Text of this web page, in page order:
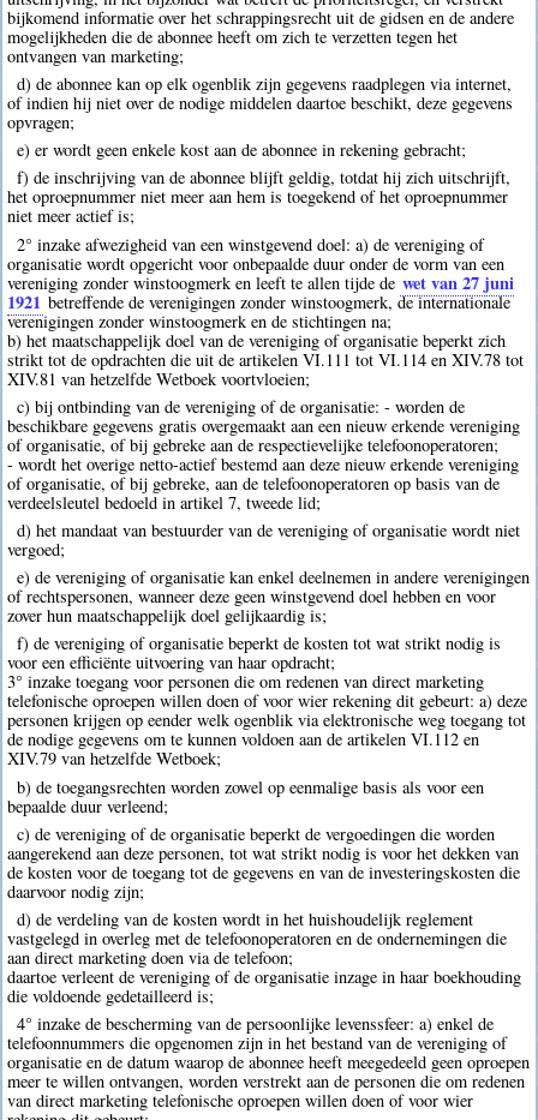
bijkomend informatie over het schrappingsrecht uit de gidsen en de andere
mogelijkheden die de abonnee heeft om zich te verzetten tegen het
ontvangen van marketing;
d) de abonnee kan op elk ogenblik zijn gegevens raadplegen via internet,
of indien hij niet over de nodige middelen daartoe beschikt, deze gegevens
opvragen;
e) er wordt geen enkele kost aan de abonnee in rekening gebracht;
f) de inschrijving van de abonnee blijft geldig, totdat hij zich uitschrijft,
het oproepnummer niet meer aan hem is toegekend of het oproepnummer
niet meer actief is;
2° inzake afwezigheid van een winstgevend doel: a) de vereniging of
organisatie wordt opgericht voor onbepaalde duur onder de vorm van een
vereniging zonder winstoogmerk en leeft te allen tijde de wet van 27 juni
1921 betreffende de verenigingen zonder winstoogmerk, de internationale
verenigingen zonder winstoogmerk en de stichtingen na;
b) het maatschappelijk doel van de vereniging of organisatie beperkt zich
strikt tot de opdrachten die uit de artikelen VI.111 tot VI.114 en XIV.78 tot
XIV.81 van hetzelfde Wetboek voortvloeien;
c) bij ontbinding van de vereniging of de organisatie: - worden de
beschikbare gegevens gratis overgemaakt aan een nieuw erkende vereniging
of organisatie, of bij gebreke aan de respectievelijke telefoonoperatoren;
- wordt het overige netto-actief bestemd aan deze nieuw erkende vereniging
of organisatie, of bij gebreke, aan de telefoonoperatoren op basis van de
verdeelsleutel bedoeld in artikel 7, tweede lid;
d) het mandaat van bestuurder van de vereniging of organisatie wordt niet
vergoed;
e) de vereniging of organisatie kan enkel deelnemen in andere verenigingen
of rechtspersonen, wanneer deze geen winstgevend doel hebben en voor
zover hun maatschappelijk doel gelijkaardig is;
f) de vereniging of organisatie beperkt de kosten tot wat strikt nodig is
voor een efficiënte uitvoering van haar opdracht;
3° inzake toegang voor personen die om redenen van direct marketing
telefonische oproepen willen doen of voor wier rekening dit gebeurt: a) deze
personen krijgen op eender welk ogenblik via elektronische weg toegang tot
de nodige gegevens om te kunnen voldoen aan de artikelen VI.112 en
XIV.79 van hetzelfde Wetboek;
b) de toegangsrechten worden zowel op eenmalige basis als voor een
bepaalde duur verleend;
c) de vereniging of de organisatie beperkt de vergoedingen die worden
aangerekend aan deze personen, tot wat strikt nodig is voor het dekken van
de kosten voor de toegang tot de gegevens en van de investeringskosten die
daarvoor nodig zijn;
d) de verdeling van de kosten wordt in het huishoudelijk reglement
vastgelegd in overleg met de telefoonoperatoren en de ondernemingen die
aan direct marketing doen via de telefoon;
daartoe verleent de vereniging of de organisatie inzage in haar boekhouding
die voldoende gedetailleerd is;
4° inzake de bescherming van de persoonlijke levenssfeer: a) enkel de
telefoonnummers die opgenomen zijn in het bestand van de vereniging of
organisatie en de datum waarop de abonnee heeft meegedeeld geen oproepen
meer te willen ontvangen, worden verstrekt aan de personen die om redenen
van direct marketing telefonische oproepen willen doen of voor wier